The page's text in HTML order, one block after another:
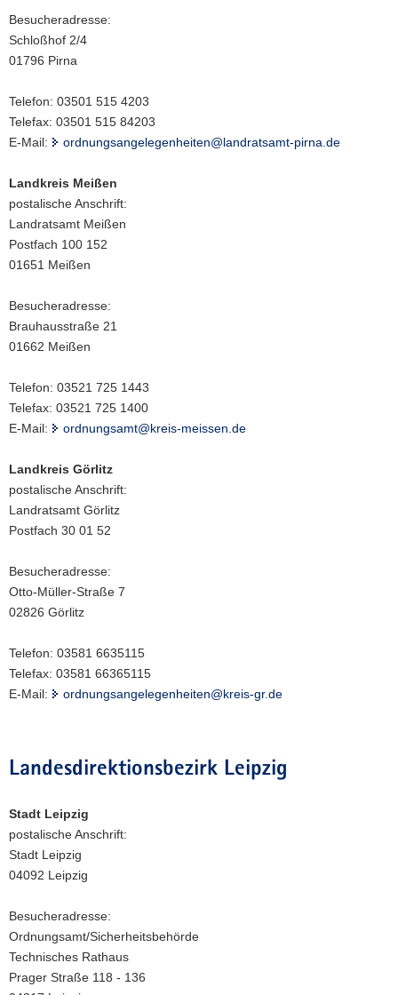
Besucheradresse:
Schloßhof 2/4
01796 Pirna
Telefon: 03501 515 4203
Telefax: 03501 515 84203
E-Mail:
ordnungsangelegenheiten@landratsamt-pirna.de
Landkreis Meißen
postalische Anschrift:
Landratsamt Meißen
Postfach 100 152
01651 Meißen
Besucheradresse:
Brauhausstraße 21
01662 Meißen
Telefon: 03521 725 1443
Telefax: 03521 725 1400
E-Mail:
ordnungsamt@kreis-meissen.de
Landkreis Görlitz
postalische Anschrift:
Landratsamt Görlitz
Postfach 30 01 52
Besucheradresse:
Otto-Müller-Straße 7
02826 Görlitz
Telefon: 03581 6635115
Telefax: 03581 66365115
E-Mail:
ordnungsangelegenheiten@kreis-gr.de
Landesdirektionsbezirk Leipzig
Stadt Leipzig
postalische Anschrift:
Stadt Leipzig
04092 Leipzig
Besucheradresse:
Ordnungsamt/Sicherheitsbehörde
Technisches Rathaus
Prager Straße 118 - 136